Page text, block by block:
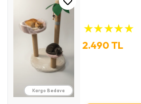
Kargo Bedava
★★★★★
2.490 TL